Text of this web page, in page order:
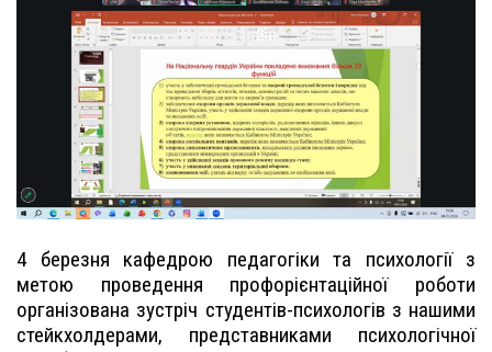
4 березня кафедрою педагогіки та психології з
метою проведення профорієнтаційної роботи
організована зустріч студентів-психологів з нашими
стейкхолдерами, представниками психологічної